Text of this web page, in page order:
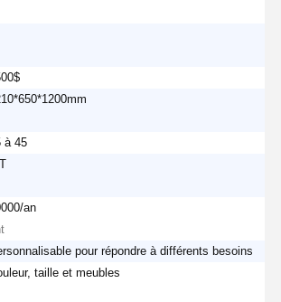
à 45
an
pour répondre à différents besoins
taille et meubles